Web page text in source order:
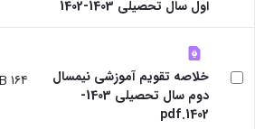
آموزش
تقویم
آموزشی
اول سال تحصیلی 1403-1402
خلاصه تقویم آموزشی نیمسال
دوم سال تحصیلی 1403-
1402.pdf
۱۶۴ KB